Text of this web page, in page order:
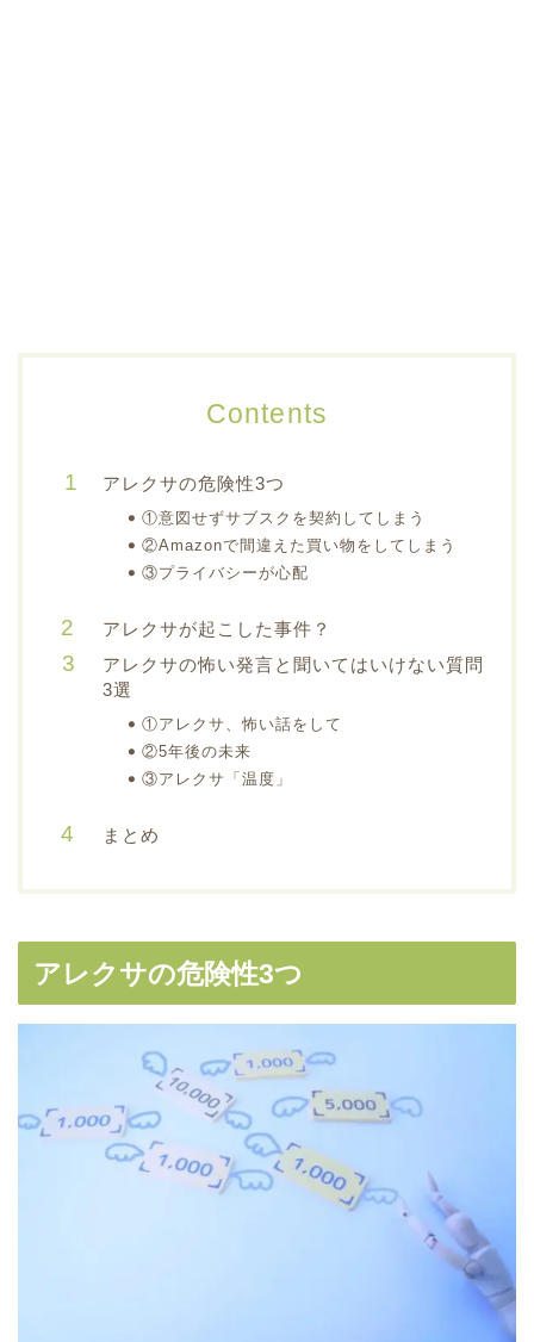
Contents
アレクサの危険性3つ
①意図せずサブスクを契約してしまう
②Amazonで間違えた買い物をしてしまう
③プライバシーが心配
アレクサが起こした事件？
アレクサの怖い発言と聞いてはいけない質問
3選
①アレクサ、怖い話をして
②5年後の未来
③アレクサ「温度」
まとめ
アレクサの危険性3つ